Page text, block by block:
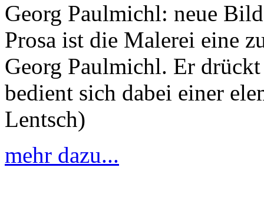
Georg Paulmichl: neue
Prosa ist die Malerei eine
Georg Paulmichl. Er
bedient sich dabei einer
Lentsch)
mehr dazu...